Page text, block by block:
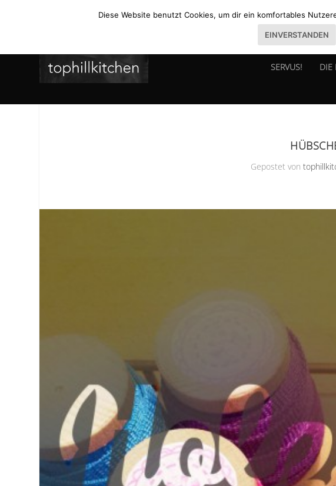
SERVUS! DIE
Gepostet von
Diese Website benutzt Cookies, um dir ein komfortables
EINVERSTANDEN